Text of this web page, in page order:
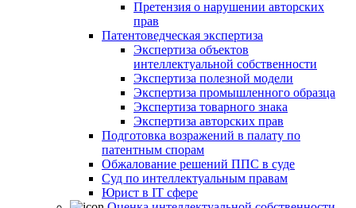
Претензия о нарушении авторских
прав
Патентоведческая экспертиза
Экспертиза объектов
интеллектуальной собственности
Экспертиза полезной модели
Экспертиза промышленного образца
Экспертиза товарного знака
Экспертиза авторских прав
Подготовка возражений в палату по
патентным спорам
Обжалование решений ППС в суде
Суд по интеллектуальным правам
Юрист в IT сфере